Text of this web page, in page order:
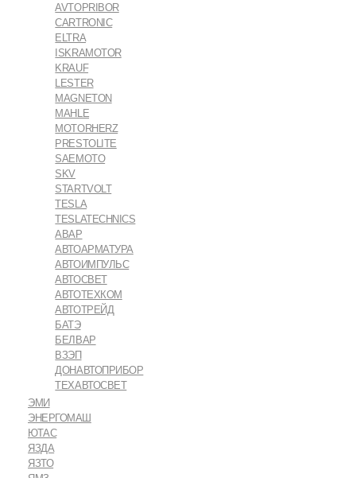
AVTOPRIBOR
CARTRONIC
ELTRA
ISKRAMOTOR
KRAUF
LESTER
MAGNETON
MAHLE
MOTORHERZ
PRESTOLITE
SAEMOTO
SKV
STARTVOLT
TESLA
TESLATECHNICS
АВАР
АВТОАРМАТУРА
АВТОИМПУЛЬС
АВТОСВЕТ
АВТОТЕХКОМ
АВТОТРЕЙД
БАТЭ
БЕЛВАР
ВЗЭП
ДОНАВТОПРИБОР
ТЕХАВТОСВЕТ
ЭМИ
ЭНЕРГОМАШ
ЮТАС
ЯЗДА
ЯЗТО